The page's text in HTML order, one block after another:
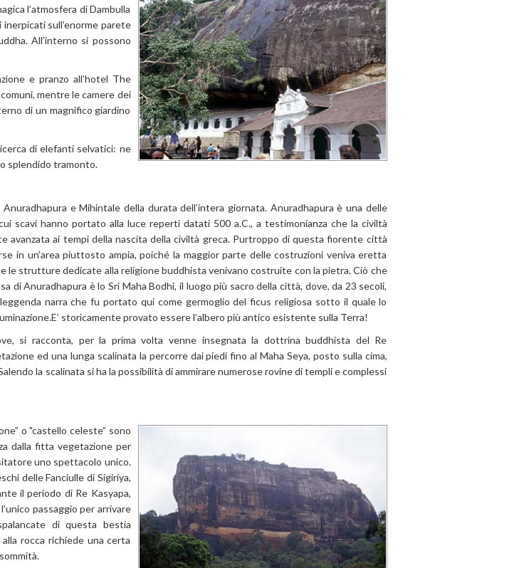
l’atmosfera di Dambulla
inerpicati sull’enorme parete
All’interno si possono
e pranzo all’hotel The
mentre le camere dei
di un magnifico giardino
di elefanti selvatici: ne
splendido tramonto.
Anuradhapura e Mihintale della durata dell’intera giornata. Anuradhapura è una delle
scavi hanno portato alla luce reperti datati 500 a.C., a testimonianza che la civiltà
avanzata ai tempi della nascita della civiltà greca. Purtroppo di questa fiorente città
in un’area piuttosto ampia, poiché la maggior parte delle costruzioni veniva eretta
le strutture dedicate alla religione buddhista venivano costruite con la pietra. Ciò che
di Anuradhapura è lo Sri Maha Bodhi, il luogo più sacro della città, dove, da 23 secoli,
narra che fu portato qui come germoglio del ficus religiosa sotto il quale lo
storicamente provato essere l’albero più antico esistente sulla Terra!
si racconta, per la prima volta venne insegnata la dottrina buddhista del Re
ed una lunga scalinata la percorre dai piedi fino al Maha Seya, posto sulla cima,
la scalinata si ha la possibilità di ammirare numerose rovine di templi e complessi
o "castello celeste” sono
dalla fitta vegetazione per
uno spettacolo unico.
delle Fanciulle di Sigiriya,
il periodo di Re Kasyapa,
passaggio per arrivare
di questa bestia
rocca richiede una certa